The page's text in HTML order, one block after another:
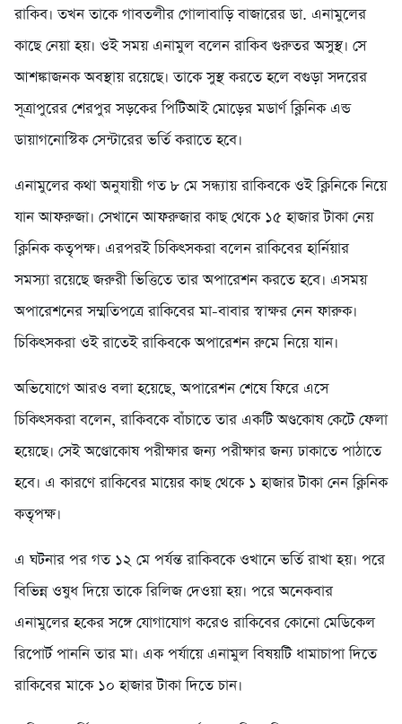
রাকিব। তখন তাকে গাবতলীর গোলাবাড়ি বাজারের ডা. এনামুলের
কাছে নেয়া হয়। ওই সময় এনামুল বলেন রাকিব গুরুতর অসুস্থ। সে
আশঙ্কাজনক অবস্থায় রয়েছে। তাকে সুস্থ করতে হলে বগুড়া সদরের
সূত্রাপুরের শেরপুর সড়কের পিটিআই মোড়ের মডার্ণ ক্লিনিক এন্ড
ডায়াগনোস্টিক সেন্টারের ভর্তি করাতে হবে।
এনামুলের কথা অনুযায়ী গত ৮ মে সন্ধ্যায় রাকিবকে ওই ক্লিনিকে নিয়ে
যান আফরুজা। সেখানে আফরুজার কাছ থেকে ১৫ হাজার টাকা নেয়
ক্লিনিক কতৃপক্ষ। এরপরই চিকিৎসকরা বলেন রাকিবের হার্নিয়ার
সমস্যা রয়েছে জরুরী ভিত্তিতে তার অপারেশন করতে হবে। এসময়
অপারেশনের সম্মতিপত্রে রাকিবের মা-বাবার স্বাক্ষর নেন ফারুক।
চিকিৎসকরা ওই রাতেই রাকিবকে অপারেশন রুমে নিয়ে যান।
অভিযোগে আরও বলা হয়েছে, অপারেশন শেষে ফিরে এসে
চিকিৎসকরা বলেন, রাকিবকে বাঁচাতে তার একটি অণ্ডকোষ কেটে ফেলা
হয়েছে। সেই অণ্ডোকোষ পরীক্ষার জন্য পরীক্ষার জন্য ঢাকাতে পাঠাতে
হবে। এ কারণে রাকিবের মায়ের কাছ থেকে ১ হাজার টাকা নেন ক্লিনিক
কতৃপক্ষ।
এ ঘটনার পর গত ১২ মে পর্যন্ত রাকিবকে ওখানে ভর্তি রাখা হয়। পরে
বিভিন্ন ওষুধ দিয়ে তাকে রিলিজ দেওয়া হয়। পরে অনেকবার
এনামুলের হকের সঙ্গে যোগাযোগ করেও রাকিবের কোনো মেডিকেল
রিপোর্ট পাননি তার মা। এক পর্যায়ে এনামুল বিষয়টি ধামাচাপা দিতে
রাকিবের মাকে ১০ হাজার টাকা দিতে চান।